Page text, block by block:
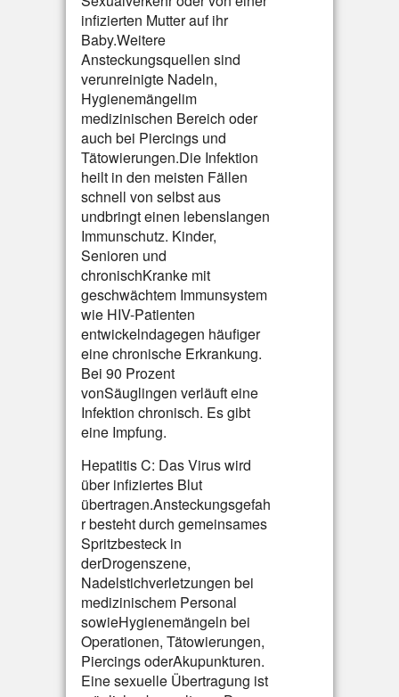
infizierten Mutter auf ihr
Baby.Weitere
Ansteckungsquellen sind
verunreinigte Nadeln,
Hygienemängelim
medizinischen Bereich oder
auch bei Piercings und
Tätowierungen.Die Infektion
heilt in den meisten Fällen
schnell von selbst aus
undbringt einen lebenslangen
Immunschutz. Kinder,
Senioren und
chronischKranke mit
geschwächtem Immunsystem
wie HIV-Patienten
entwickelndagegen häufiger
eine chronische Erkrankung.
Bei 90 Prozent
vonSäuglingen verläuft eine
Infektion chronisch. Es gibt
eine Impfung.
Hepatitis C: Das Virus wird
über infiziertes Blut
übertragen.Ansteckungsgefah
r besteht durch gemeinsames
Spritzbesteck in
derDrogenszene,
Nadelstichverletzungen bei
medizinischem Personal
sowieHygienemängeln bei
Operationen, Tätowierungen,
Piercings oderAkupunkturen.
Eine sexuelle Übertragung ist